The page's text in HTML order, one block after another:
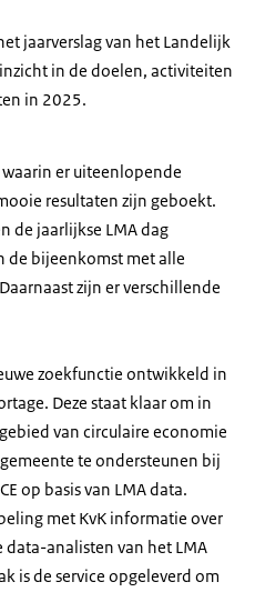
jaarverslag van het Landelijk
in de doelen, activiteiten
in 2025.
er uiteenlopende
resultaten zijn geboekt.
de jaarlijkse LMA dag
de bijeenkomst met alle
zijn er verschillende
zoekfunctie ontwikkeld in
Deze staat klaar om in
van circulaire economie
te ondersteunen bij
op basis van LMA data.
met KvK informatie over
analisten van het LMA
is de service opgeleverd om